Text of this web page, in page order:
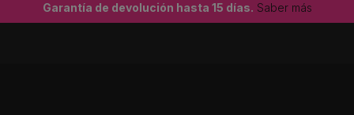
Garantía de devolución hasta 15 días. Saber más